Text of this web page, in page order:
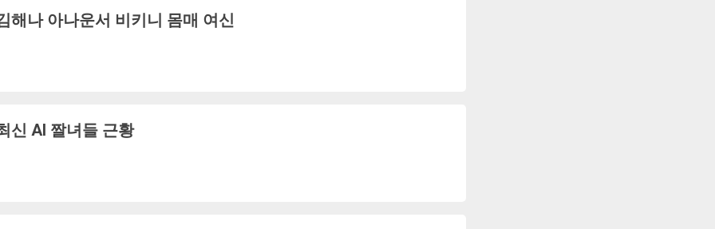
해나 아나운서 비키니 몸매 여신
신 AI 짤녀들 근황